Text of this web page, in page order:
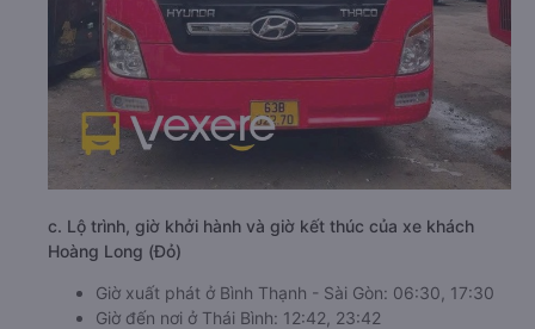
c. Lộ trình, giờ khởi hành và giờ kết thúc của xe khách
Hoàng Long (Đỏ)
Giờ xuất phát ở Bình Thạnh - Sài Gòn: 06:30, 17:30
Giờ đến nơi ở Thái Bình: 12:42, 23:42